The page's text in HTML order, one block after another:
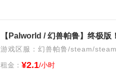
【Palworld / 幻兽帕鲁】终极版
游戏区服：幻兽帕鲁/steam/steam
租金： ¥2.1/小时